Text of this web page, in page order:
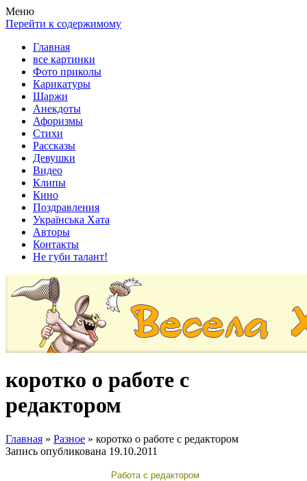
Весела хата — прикольные картинки, смешные истории,
клипы!
Покажем всем ваши фото приколы, карикатуры, шаржи, стихи,
рассказы, видео и песни!
Меню
Перейти к содержимому
Главная
все картинки
Фото приколы
Карикатуры
Шаржи
Анекдоты
Афоризмы
Стихи
Рассказы
Девушки
Видео
Клипы
Кино
Поздравления
Українська Хата
Авторы
Контакты
Не губи талант!
коротко о работе с
редактором
Главная » Разное » коротко о работе с редактором
Запись опубликована 19.10.2011
Работа с редактором